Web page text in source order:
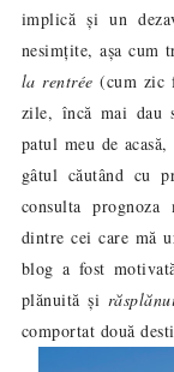
implică și un
nesimțite, așa cum
la rentrée (cum zic
zile, încă mai dau
patul meu de
gâtul căutând cu
consulta
dintre cei care mă
blog a fost
plănuită și
comportat două